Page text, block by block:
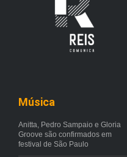
Música
Anitta, Pedro Sampaio e Gloria
Groove são confirmados em
festival de São Paulo